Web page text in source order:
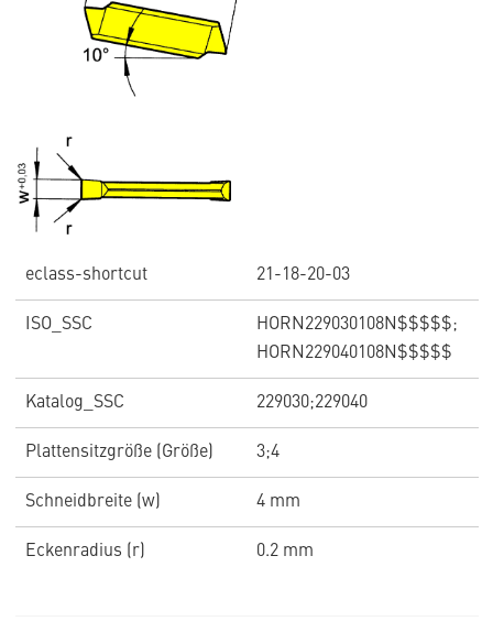
eclass-shortcut 21-18-20-03
ISO_SSC
HORN229030108N$$$$$;
HORN229040108N$$$$$
Katalog_SSC 229030;229040
Plattensitzgröße (Größe) 3;4
Schneidbreite (w) 4 mm
Eckenradius (r) 0.2 mm